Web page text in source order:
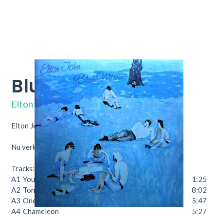
Blue Moves 188-98 293/94
Elton John
Elton John – Blue Moves
Nu verkrijgbaar bij Throwback Hifi & Vinyl.
Tracks:
A1 Your Starter For...
1:25
A2 Tonight
8:02
A3 One Horse Town
5:47
A4 Chameleon
5:27